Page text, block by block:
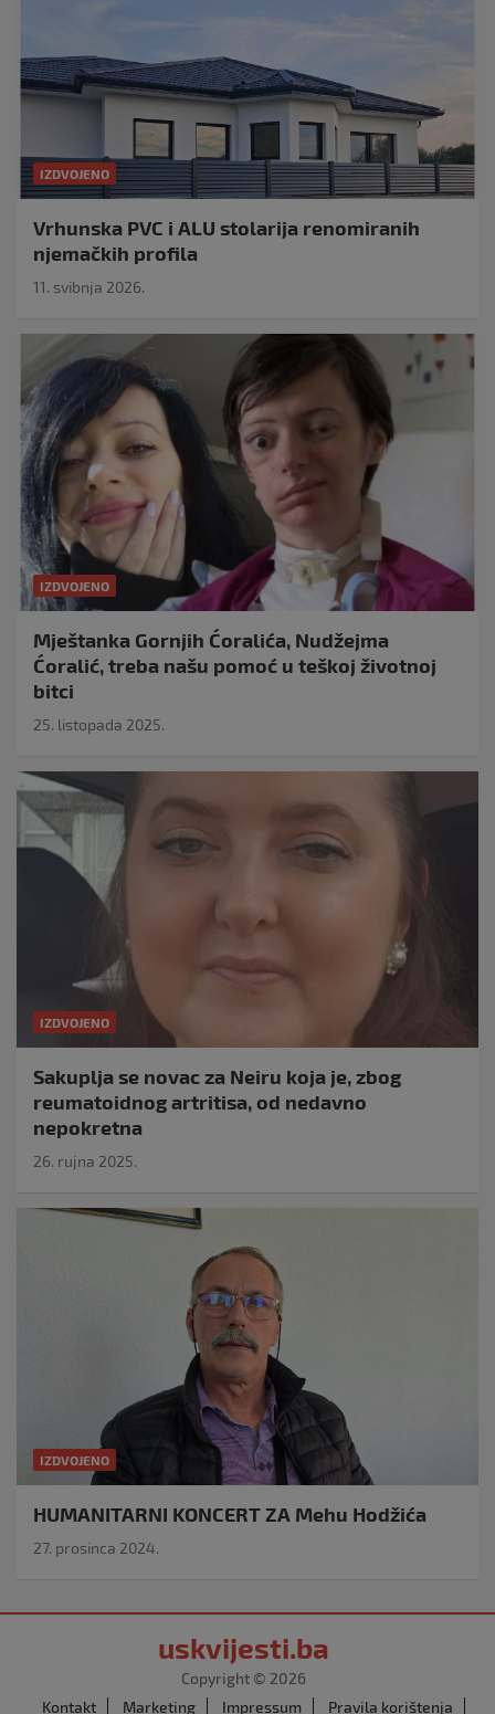
IZDVOJENO
Vrhunska PVC i ALU stolarija renomiranih
njemačkih profila
11. svibnja 2026.
IZDVOJENO
Mještanka Gornjih Ćoralića, Nudžejma
Ćoralić, treba našu pomoć u teškoj životnoj
bitci
25. listopada 2025.
IZDVOJENO
Sakuplja se novac za Neiru koja je, zbog
reumatoidnog artritisa, od nedavno
nepokretna
26. rujna 2025.
IZDVOJENO
HUMANITARNI KONCERT ZA Mehu Hodžića
27. prosinca 2024.
uskvijesti.ba
Copyright © 2026
Kontakt
Marketing Impressum Pravila korištenja